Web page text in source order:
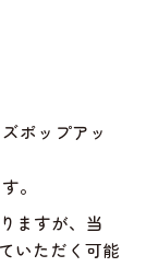
ポップアッ
。
ますが、当
いただく可能